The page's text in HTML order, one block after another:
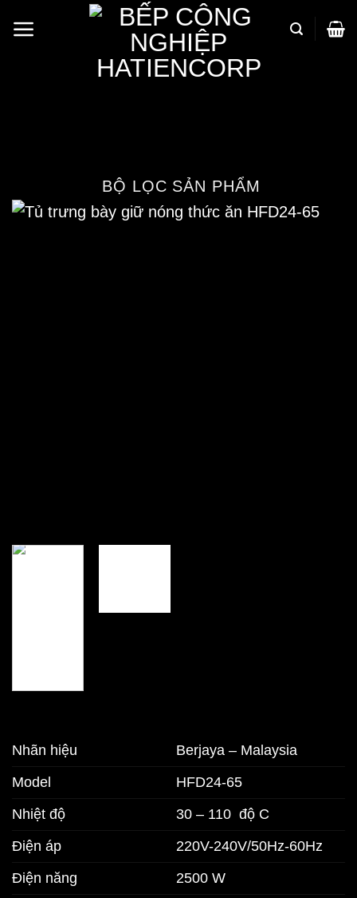
qua
Tủ trưng bày giữ nóng thức
BỘ LỌC SẢN PHẨM
Nhãn hiệu
Berjaya – Malaysia
Model
HFD24-65
Nhiệt độ
30 – 110 độ C
Điện áp
220V-240V/50Hz-60Hz
Điện năng
2500 W